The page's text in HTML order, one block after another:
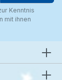
Kenntnis
mit ihnen